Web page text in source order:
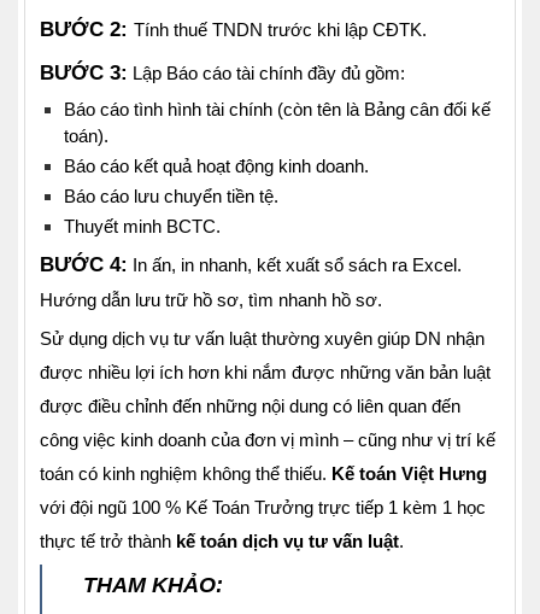
BƯỚC 2: Tính thuế TNDN trước khi lập CĐTK.
BƯỚC 3: Lập Báo cáo tài chính đầy đủ gồm:
Báo cáo tình hình tài chính (còn tên là Bảng cân đối kế
toán).
Báo cáo kết quả hoạt động kinh doanh.
Báo cáo lưu chuyển tiền tệ.
Thuyết minh BCTC.
BƯỚC 4: In ấn, in nhanh, kết xuất sổ sách ra Excel.
Hướng dẫn lưu trữ hồ sơ, tìm nhanh hồ sơ.
Sử dụng dịch vụ tư vấn luật thường xuyên giúp DN nhận
được nhiều lợi ích hơn khi nắm được những văn bản luật
được điều chỉnh đến những nội dung có liên quan đến
công việc kinh doanh của đơn vị mình – cũng như vị trí kế
toán có kinh nghiệm không thể thiếu. Kế toán Việt Hưng
với đội ngũ 100 % Kế Toán Trưởng trực tiếp 1 kèm 1 học
thực tế trở thành kế toán dịch vụ tư vấn luật.
THAM KHẢO: